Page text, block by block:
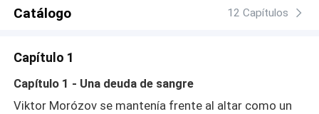
Catálogo 12 Capítulos
Capítulo 1
Capítulo 1 - Una deuda de sangre
Viktor Morózov se mantenía frente al altar como un